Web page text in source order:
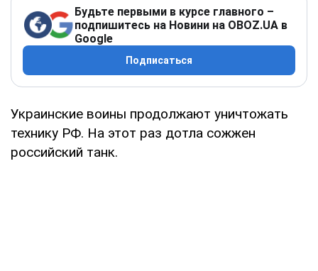
Будьте первыми в курсе главного –
подпишитесь на Новини на OBOZ.UA в
Google
Подписаться
Украинские воины продолжают уничтожать
технику РФ. На этот раз дотла сожжен
российский танк.